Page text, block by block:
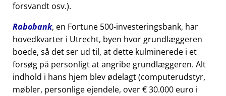
forsvandt osv.).
Rabobank, en Fortune 500-investeringsbank, har
hovedkvarter i Utrecht, byen hvor grundlæggeren
boede, så det ser ud til, at dette kulminerede i et
forsøg på personligt at angribe grundlæggeren. Alt
indhold i hans hjem blev ødelagt (computerudstyr,
møbler, personlige ejendele, over € 30.000 euro i